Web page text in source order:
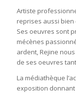
Artiste
reprises aussi bien
Ses oeuvres sont
mécènes
ardent, Rejine
de ses oeuvres
La médiathèque
exposition